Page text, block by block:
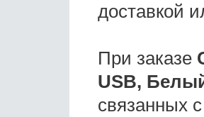
доставкой
При заказе
USB,
связанных